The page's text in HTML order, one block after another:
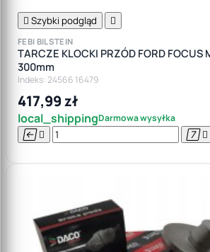
 Szybki podgląd 
FEBI BILSTEIN
TARCZE KLOCKI PRZÓD FORD FOCUS
300mm
Indeks: 24566 16479
417,99 zł
local_shippingDarmowa wysyłka
   